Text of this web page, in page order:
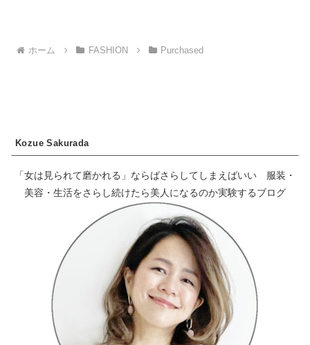
ホーム FASHION Purchased
Kozue Sakurada
「女は見られて磨かれる」ならばさらしてしまえばいい 服装・
美容・生活をさらし続けたら美人になるのか実験するブログ